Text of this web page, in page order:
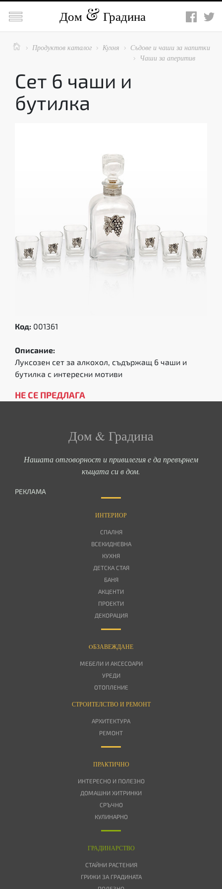
 Дом Градина
  Продуктов каталог  Кухня  Съдове и чаши за напитки
 Чаши за аперитив
Сет 6 чаши и
бутилка
Код: 001361
Описание:
Луксозен сет за алкохол, съдържащ 6 чаши и
бутилка с интересни мотиви
НЕ СЕ ПРЕДЛАГА
Дом & Градина
Нашата отговорност и привилегия е да превърнем
къщата си в дом.
РЕКЛАМА
ИНТЕРИОР
СПАЛНЯ
ВСЕКИДНЕВНА
КУХНЯ
ДЕТСКА СТАЯ
БАНЯ
АКЦЕНТИ
ПРОЕКТИ
ДЕКОРАЦИЯ
OБЗАВЕЖДАНЕ
МЕБЕЛИ И АКСЕСОАРИ
УРЕДИ
ОТОПЛЕНИЕ
СТРОИТЕЛСТВО И РЕМОНТ
АРХИТЕКТУРА
РЕМОНТ
ПРАКТИЧНО
ИНТЕРЕСНО И ПОЛЕЗНО
ДОМАШНИ ХИТРИНКИ
СРЪЧНО
КУЛИНАРНО
ГРАДИНАРСТВО
СТАЙНИ РАСТЕНИЯ
ГРИЖИ ЗА ГРАДИНАТА